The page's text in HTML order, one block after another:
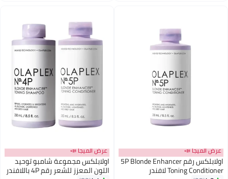
عرض الميجا 📣
اولابلكس رقم 5P Blonde Enhancer
Toning Conditioner لافندر
عرض الميجا 📣
اولابلكس مجموعة شامبو توحيد
اللون المعزز للشعر رقم 4P باللافندر